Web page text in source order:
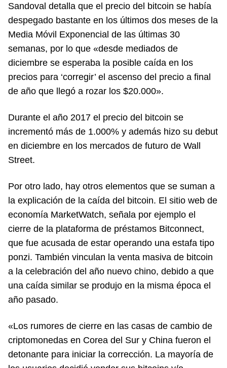
Sandoval detalla que el precio del bitcoin se había
despegado bastante en los últimos dos meses de la
Media Móvil Exponencial de las últimas 30
semanas, por lo que «desde mediados de
diciembre se esperaba la posible caída en los
precios para ‘corregir’ el ascenso del precio a final
de año que llegó a rozar los $20.000».
Durante el año 2017 el precio del bitcoin se
incrementó más de 1.000% y además hizo su debut
en diciembre en los mercados de futuro de Wall
Street.
Por otro lado, hay otros elementos que se suman a
la explicación de la caída del bitcoin. El sitio web de
economía MarketWatch, señala por ejemplo el
cierre de la plataforma de préstamos Bitconnect,
que fue acusada de estar operando una estafa tipo
ponzi. También vinculan la venta masiva de bitcoin
a la celebración del año nuevo chino, debido a que
una caída similar se produjo en la misma época el
año pasado.
«Los rumores de cierre en las casas de cambio de
criptomonedas en Corea del Sur y China fueron el
detonante para iniciar la corrección. La mayoría de